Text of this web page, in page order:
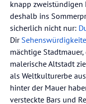
knapp zweistündigen
deshalb ins
sicherlich nicht nur:
Dir
mächtige
malerische Altstadt
als Weltkulturerbe
hinter der Mauer
versteckte Bars und